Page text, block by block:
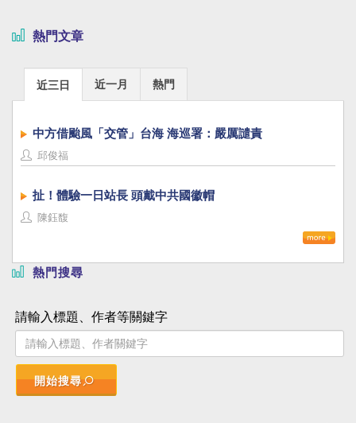
熱門文章
近三日 近一月 熱門
中方借颱風「交管」台海 海巡署：嚴厲譴責
邱俊福
扯！體驗一日站長 頭戴中共國徽帽
陳鈺馥
熱門搜尋
請輸入標題、作者等關鍵字
開始搜尋